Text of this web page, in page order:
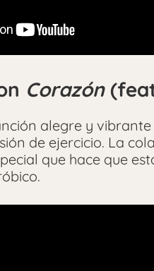
Corazón
alegre y
de ejercicio. La
que hace que